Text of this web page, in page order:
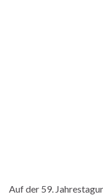
Auf der 59.